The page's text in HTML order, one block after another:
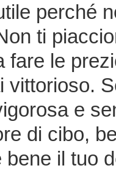
perché
ti
fare le
vittorioso.
e
di cibo,
bene il tuo